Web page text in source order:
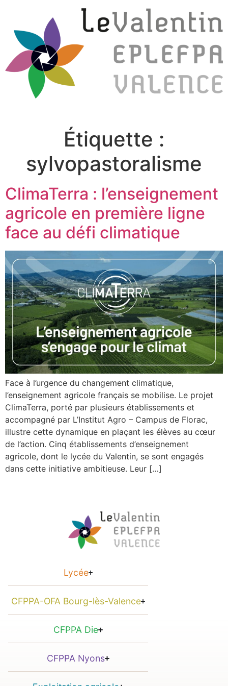
Étiquette :
sylvopastoralisme
ClimaTerra : l’enseignement
agricole en première ligne
face au défi climatique
Face à l’urgence du changement climatique,
l’enseignement agricole français se mobilise. Le projet
ClimaTerra, porté par plusieurs établissements et
accompagné par L’Institut Agro – Campus de Florac,
illustre cette dynamique en plaçant les élèves au cœur
de l’action. Cinq établissements d’enseignement
agricole, dont le lycée du Valentin, se sont engagés
dans cette initiative ambitieuse. Leur […]
Lycée
CFPPA-OFA Bourg-lès-Valence
CFPPA Die
CFPPA Nyons